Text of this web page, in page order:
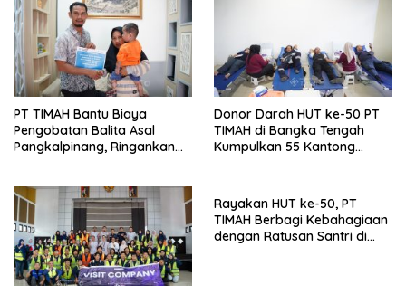
PT TIMAH Bantu Biaya
Pengobatan Balita Asal
Pangkalpinang, Ringankan
Donor Darah HUT ke-50 PT
TIMAH di Bangka Tengah
Kumpulkan 55 Kantong
Rayakan HUT ke-50, PT
TIMAH Berbagi Kebahagiaan
dengan Ratusan Santri di